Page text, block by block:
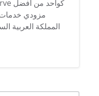
مزودي
المملكة العربية